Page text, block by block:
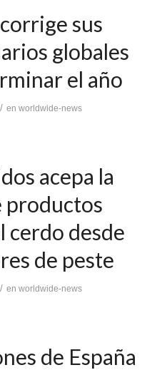
sus
globales
el año
/ enworldwide-news
acepa la
productos
cerdo desde
de peste
/ enworldwide-news
de España